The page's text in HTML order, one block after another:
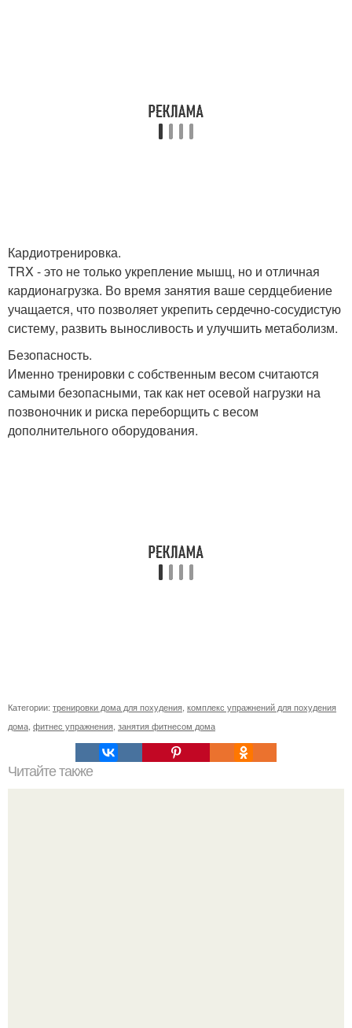
Кардиотренировка.
TRX - это не только укрепление мышц, но и отличная
кардионагрузка. Во время занятия ваше сердцебиение
учащается, что позволяет укрепить сердечно-сосудистую
систему, развить выносливость и улучшить метаболизм.
Безопасность.
Именно тренировки с собственным весом считаются
самыми безопасными, так как нет осевой нагрузки на
позвоночник и риска переборщить с весом
дополнительного оборудования.
Категории: тренировки дома для похудения, комплекс упражнений для похудения
дома, фитнес упражнения, занятия фитнесом дома
Читайте также